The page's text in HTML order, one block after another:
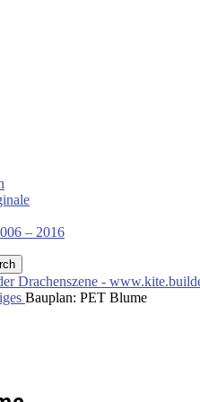
– 2016
Drachenszene -
Bauplan: PET Blume